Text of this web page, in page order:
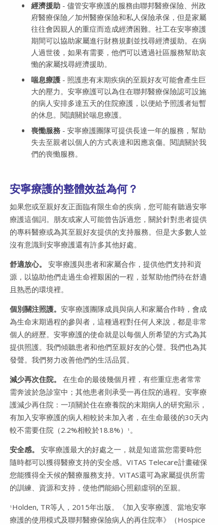
經濟援助 - 儘管安寧療護的服務由聯邦醫療保險、州政
府醫療保險／加州醫療保險和私人保險承保，但是家屬
往往會因親人的重症而造成經濟困難。社工在安寧療護
期間可以協助家屬進行財務規劃並找尋經濟援助。在病
人過世後，如果有需要，他們可以透過社區服務幫助哀
慟的家屬找尋經濟援助。
喘息療護 - 照護患有末期疾病的至親好友可能會產生巨
大的壓力。安寧療護可以為住在聯邦醫療保險認可設施
的病人安排多達五天的住院療護，以便給予照護者短暫
的休息。閱讀關於喘息療護。
喪慟服務 - 安寧療護團隊可提供長達一年的服務，幫助
失去至親者以個人的方式表達和因應哀傷。閱讀關於我
們的喪慟服務。
安寧療護的整體效益為何？
如果您或至親好友正面臨有限生命的疾病，您可能有聽過安寧
療護這個詞。朋友或家人可能曾告訴過您，關於針對患者提供
的專科醫療或為其至親好友提供的支持服務。但是大多數人並
沒有意識到安寧療護還有許多其他好處。
舒適放心。
安寧療護與患者和家屬合作，提供他們支持和資
源，以協助他們走過生命裡艱困的一程，並幫助他們待在舒適
且熟悉的環境裡。
個別關注照護。 安寧療護團隊成員與病人和家屬合作時，會成
為生命末期過程的參與者，這種過程對任何人來說，都是非常
個人的經歷。安寧療護的使命就是以每個人所希望的方式為其
提供照護。我們傾聽患者和他們至親好友的心聲。我們也為其
發聲。我們努力改善他們的生活品質。
減少再次住院。
在生命的最後幾個月裡，有些重症患者常常
需奔波於急診室中；其他患者則承受一再住院的過程。安寧療
護減少再住院：一項關於住在療養院的末期病人的研究顯示，
有加入安寧療護的病人相較於未加入者，在生命最後的30天內
較不需要住院（2.2%相較於18.8%）
1 。
安全感。
安寧療護最大的好處之一，就是知道當您需要時您
隨時都可以獲得醫療支持的安全感。VITAS Telecare計畫確保
您能獲得全天候的醫療服務支持。VITAS還可為家屬提供所需
的訓練、資源和支持，使他們能細心照顧虛弱的至親。
1 Holden, TR等人，2015年出版。《加入安寧療護、當地安寧
療護的使用模式及聯邦醫療保險病人的再住院率》（Hospice